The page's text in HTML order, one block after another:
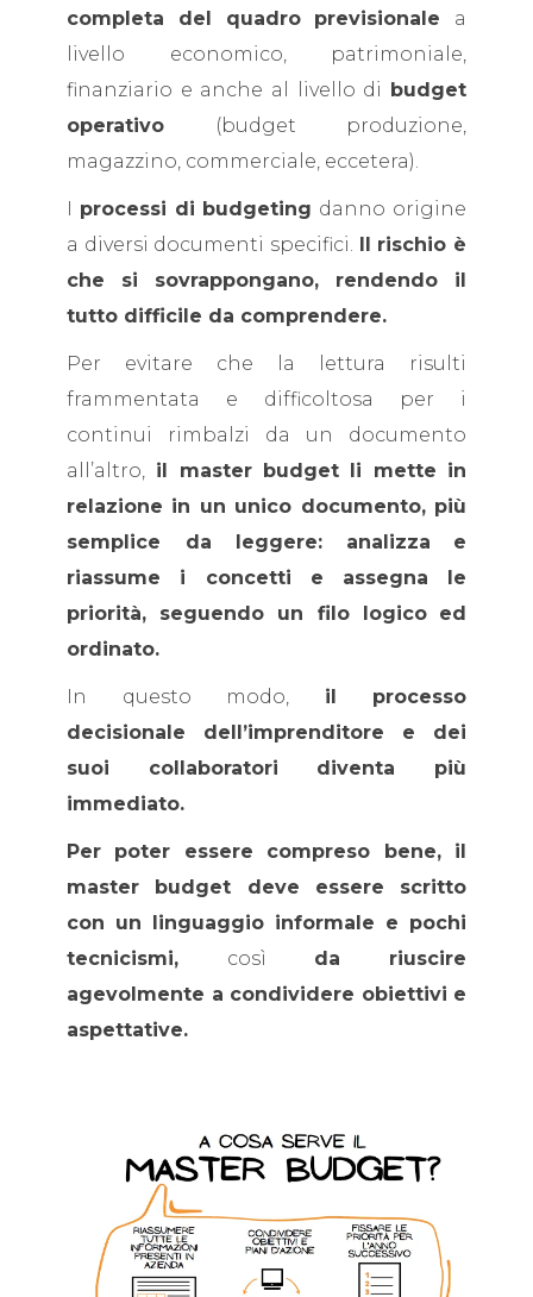
completa del quadro previsionale a
livello economico, patrimoniale,
finanziario e anche al livello di
budget
operativo (budget produzione,
magazzino, commerciale, eccetera).
processi di budgeting danno origine
a diversi documenti specifici.
Il rischio è
che si sovrappongano, rendendo il
tutto difficile da comprendere.
Per evitare che la lettura risulti
frammentata e difficoltosa per i
continui rimbalzi da un documento
all’altro, il master budget li mette in
relazione in un unico documento, più
semplice da leggere:
analizza
e
riassume i concetti e
assegna le
priorità, seguendo un filo logico ed
ordinato.
In questo modo, il processo
decisionale dell’imprenditore e dei
suoi collaboratori diventa più
immediato.
Per poter essere compreso bene, il
master budget deve essere scritto
con un
linguaggio informale e pochi
tecnicismi, così da riuscire
agevolmente a condividere obiettivi e
aspettative.